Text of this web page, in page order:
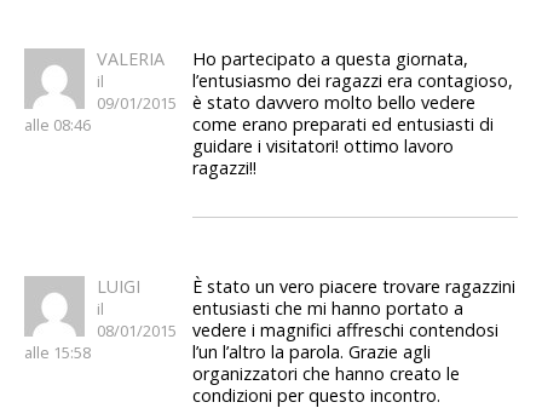
VALERIA
il
09/01/2015
alle 08:46
Ho partecipato a questa giornata,
l’entusiasmo dei ragazzi era contagioso,
è stato davvero molto bello vedere
come erano preparati ed entusiasti di
guidare i visitatori! ottimo lavoro
ragazzi!!
LUIGI
il
08/01/2015
alle 15:58
È stato un vero piacere trovare ragazzini
entusiasti che mi hanno portato a
vedere i magnifici affreschi contendosi
l’un l’altro la parola. Grazie agli
organizzatori che hanno creato le
condizioni per questo incontro.